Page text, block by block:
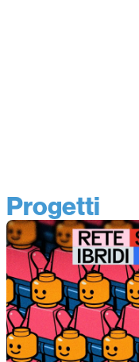
Progetti